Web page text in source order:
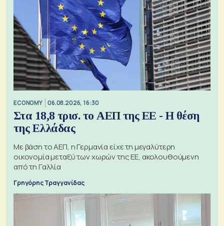
ECONOMY 06.08.2026, 16:30
Στα 18,8 τρισ. το ΑΕΠ της ΕΕ - Η θέση
της Ελλάδας
Με βάση το ΑΕΠ, η Γερμανία είχε τη μεγαλύτερη
οικονομία μεταξύ των χωρών της ΕΕ, ακολουθούμενη
από τη Γαλλία
Γρηγόρης Τραγγανίδας